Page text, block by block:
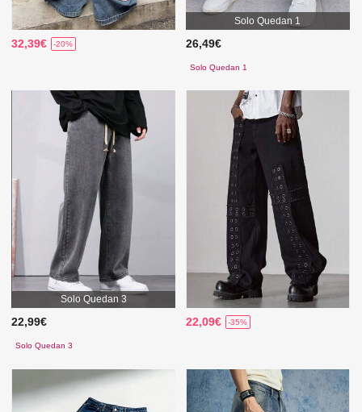
32,39€ -20%
Solo Quedan 1
26,49€
Solo Quedan 1
Solo Quedan 3
22,99€
Solo Quedan 3
22,09€ -35%